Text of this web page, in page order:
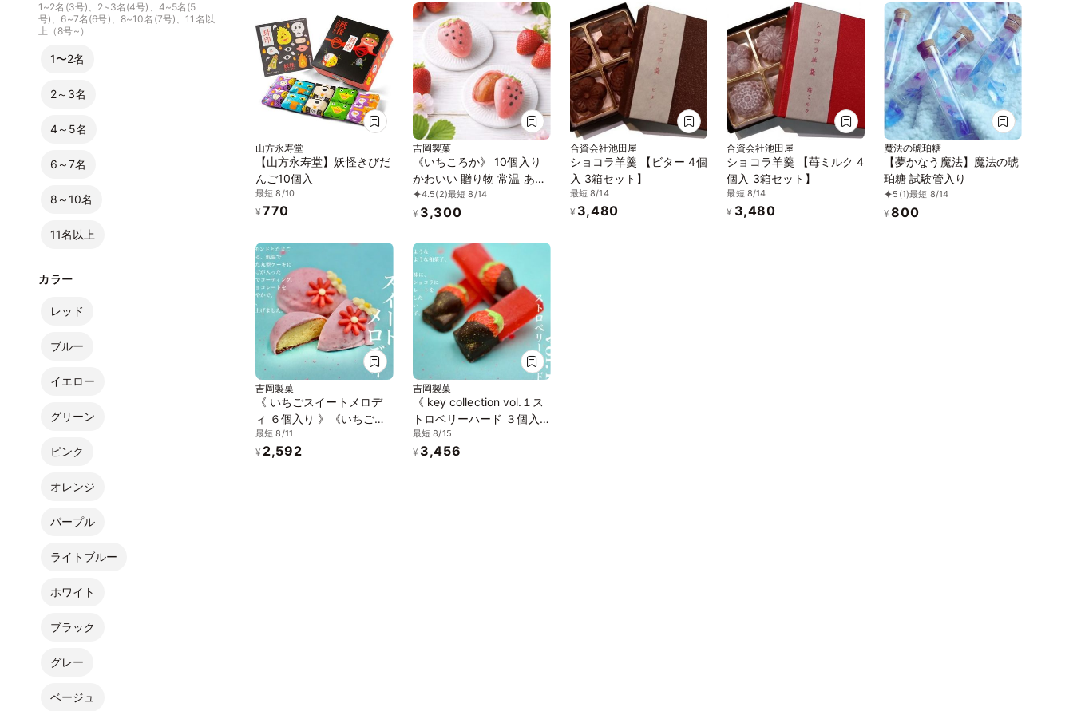
1~2名(3号)、2~3名(4号)、4~5名(5
号)、6~7名(6号)、8~10名(7号)、11名以
上（8号~）
1〜2名
2～3名
4～5名
6～7名
8～10名
11名以上
カラー
レッド
ブルー
イエロー
グリーン
ピンク
オレンジ
パープル
ライトブルー
ホワイト
ブラック
グレー
ベージュ
山方永寿堂
【山方永寿堂】妖怪きびだ
んご10個入
最短 8/10
¥ 770
吉岡製菓
《いちころか》 10個入り
かわいい 贈り物 常温 あり
がとう 和風 マカロン モナ
カ 最中
4.5(2)最短 8/14
¥ 3,300
合資会社池田屋
ショコラ羊羹 【ビター 4個
入 3箱セット】
最短 8/14
¥ 3,480
合資会社池田屋
ショコラ羊羹 【苺ミルク 4
個入 3箱セット】
最短 8/14
¥ 3,480
魔法の琥珀糖
【夢かなう魔法】魔法の琥
珀糖 試験管入り
5 (1)最短 8/14
¥ 800
吉岡製菓
《 いちごスイートメロデ
ィ ６個入り 》《いちごケ
ーキ》ジュエリーボックス
DAIFUKU ありがとう 大福
最短 8/11
¥ 2,592
吉岡製菓
《 key collection vol.１ス
トロベリーハード ３個入
り×4箱》《琥珀糖》ジュ
エリーボックス DAIFUKU
最短 8/15
¥ 3,456